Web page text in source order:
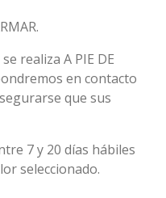
realiza A PIE DE
en contacto
que sus
7 y 20 días hábiles
seleccionado.